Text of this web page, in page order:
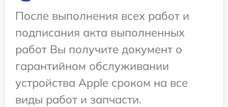
После выполнения всех работ и
подписания акта выполненных
работ Вы получите документ о
гарантийном обслуживании
устройства Apple сроком на все
виды работ и запчасти.